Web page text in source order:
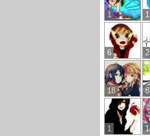
1 1
6 2
18 8
1 1